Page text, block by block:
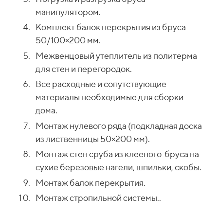
манипулятором.
Комплект балок перекрытия из бруса
50/100×200 мм.
Межвенцовый утеплитель из политерма
для стен и перегородок.
Все расходные и сопутствующие
материалы необходимые для сборки
дома.
Монтаж нулевого ряда (подкладная доска
из лиственницы 50×200 мм).
Монтаж стен сруба из клееного бруса на
сухие березовые нагели, шпильки, скобы.
Монтаж балок перекрытия.
Монтаж стропильной системы..